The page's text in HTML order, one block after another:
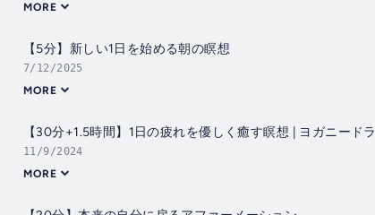
MORE
【5分】新しい1日を始める朝の瞑想
7/12/2025
MORE
【30分+1.5時間】1日の疲れを優しく癒す瞑想 | ヨガニードラ
11/9/2024
MORE